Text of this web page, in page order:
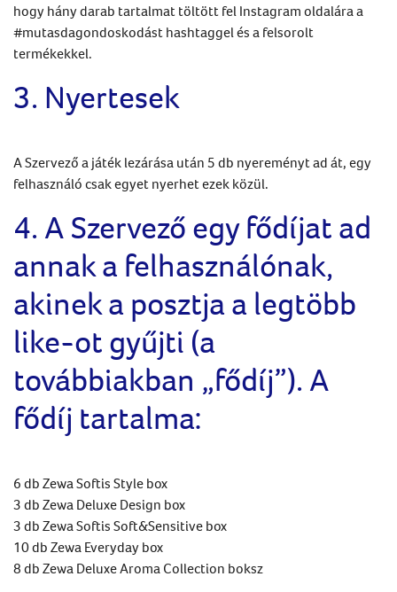
hogy hány darab tartalmat töltött fel Instagram oldalára a
#mutasdagondoskodást hashtaggel és a felsorolt
termékekkel.
3. Nyertesek
A Szervező a játék lezárása után 5 db nyereményt ad át, egy
felhasználó csak egyet nyerhet ezek közül.
4. A Szervező egy fődíjat ad
annak a felhasználónak,
akinek a posztja a legtöbb
like-ot gyűjti (a
továbbiakban „fődíj”). A
fődíj tartalma:
6 db Zewa Softis Style box
3 db Zewa Deluxe Design box
3 db Zewa Softis Soft&Sensitive box
10 db Zewa Everyday box
8 db Zewa Deluxe Aroma Collection boksz